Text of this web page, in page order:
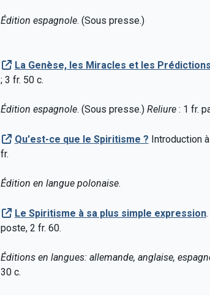
Édition espagnole. (Sous presse.)
La Genèse, les Miracles et les
; 3 fr. 50 c.
Édition espagnole. (Sous presse.) Reliure : 1 fr.
Qu'est-ce que le Spiritisme ? Introduction
fr.
Édition en langue polonaise.
Le Spiritisme à sa plus simple expression
poste, 2 fr. 60.
Éditions en langues: allemande, anglaise,
30 c.